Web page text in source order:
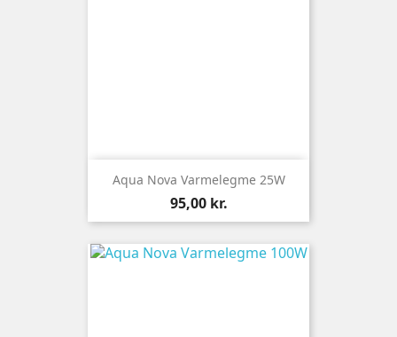
Aqua Nova Varmelegme 25W
Pris
95,00 kr.